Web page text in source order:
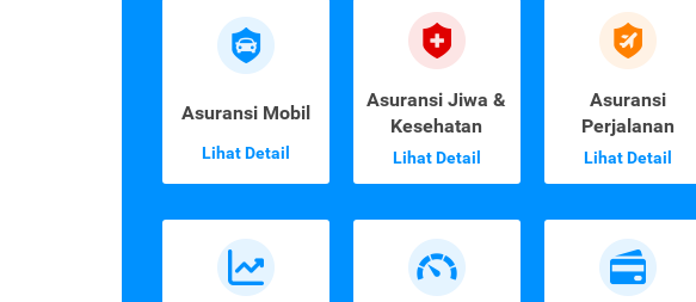
Asuransi Mobil
Lihat Detail
Asuransi Jiwa &
Kesehatan
Lihat Detail
Asuransi
Perjalanan
Lihat Detail